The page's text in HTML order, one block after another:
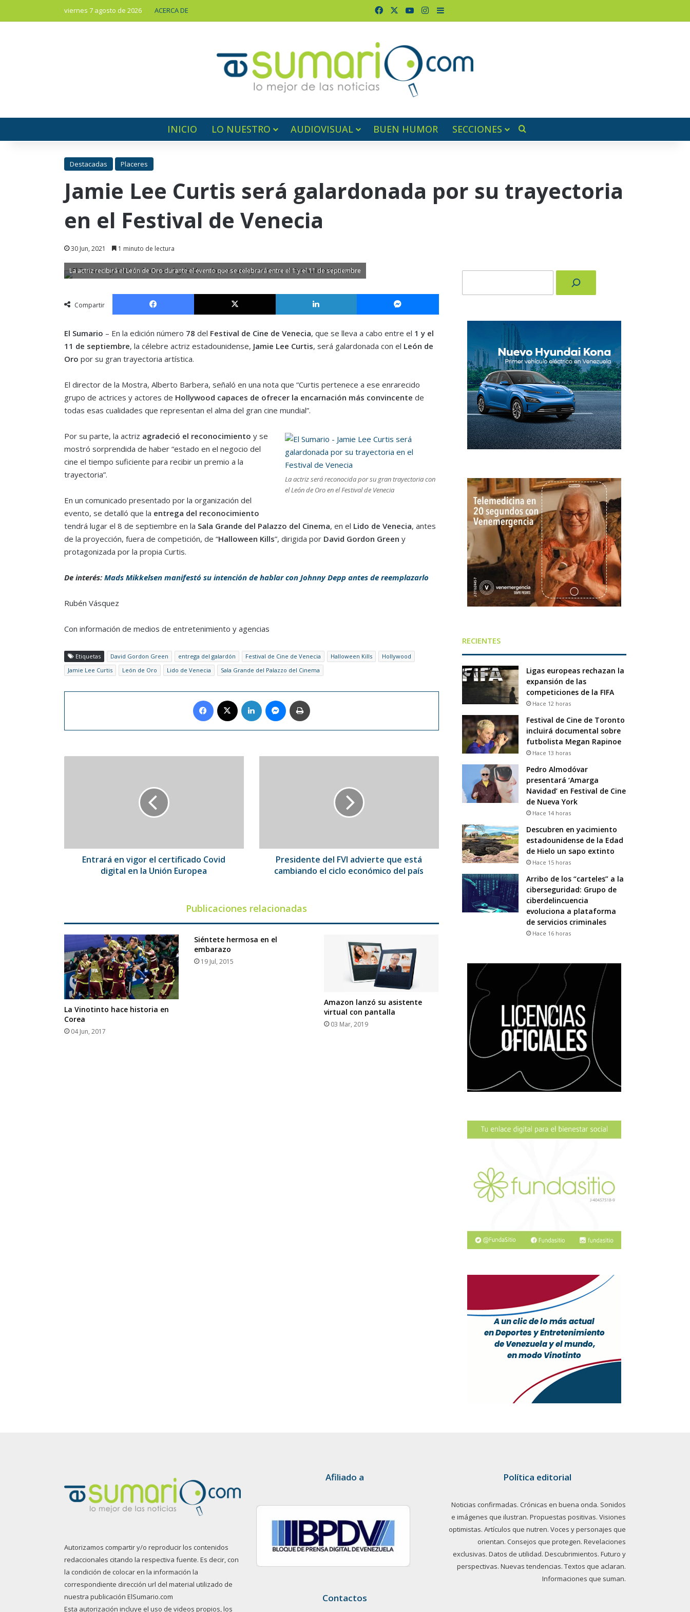
viernes 7 agosto de 2026 ACERCA DE FacebookYouTubeInstagram
Barra lateral
INICIO LO NUESTRO AUDIOVISUAL BUEN HUMOR SECCIONES
Destacadas Placeres
Jamie Lee Curtis será galardonada por su trayectoria
en el Festival de Venecia
30 Jun, 2021 1 minuto de lectura
La actriz recibirá el León de Oro durante el evento que se celebrará entre el 1 y el 11 de septiembre
Compartir
Facebook X LinkedIn Messenger
El Sumario – En la edición número 78 del Festival de Cine de Venecia, que se lleva a cabo entre el 1 y el
11 de septiembre, la célebre actriz estadounidense, Jamie Lee Curtis, será galardonada con el León de
Oro por su gran trayectoria artística.
El director de la Mostra, Alberto Barbera, señaló en una nota que “Curtis pertenece a ese enrarecido
grupo de actrices y actores de Hollywood capaces de ofrecer la encarnación más convincente de
todas esas cualidades que representan el alma del gran cine mundial”.
La actriz será reconocida por su gran trayectoria con
el León de Oro en el Festival de Venecia
Por su parte, la actriz agradeció el reconocimiento y se
mostró sorprendida de haber “estado en el negocio del
cine el tiempo suficiente para recibir un premio a la
trayectoria”.
En un comunicado presentado por la organización del
evento, se detalló que la entrega del reconocimiento
tendrá lugar el 8 de septiembre en la Sala Grande del Palazzo del Cinema, en el Lido de Venecia, antes
de la proyección, fuera de competición, de “Halloween Kills”, dirigida por David Gordon Green y
protagonizada por la propia Curtis.
De interés: Mads Mikkelsen manifestó su intención de hablar con Johnny Depp antes de reemplazarlo
Rubén Vásquez
Con información de medios de entretenimiento y agencias
Etiquetas David Gordon Green entrega del galardón Festival de Cine de Venecia Halloween Kills
Hollywood
Jamie Lee Curtis
León de Oro Lido de Venecia Sala Grande del Palazzo del Cinema
Facebook LinkedIn Messenger
la
Entrará en vigor el certificado Covid
digital en la Unión Europea
ciclo
económico
Presidente del FVI advierte que está
cambiando el ciclo económico del país
Publicaciones relacionadas
La Vinotinto hace historia en
Corea
04 Jun, 2017
Siéntete hermosa en el
embarazo
19 Jul, 2015
Amazon lanzó su asistente
virtual con pantalla
03 Mar, 2019
RECIENTES
Ligas europeas rechazan la
expansión de las
competiciones de la FIFA
Hace 12 horas
Festival de Cine de Toronto
incluirá documental sobre
futbolista Megan Rapinoe
Hace 13 horas
Pedro Almodóvar
presentará ‘Amarga
Navidad’ en Festival de Cine
de Nueva York
Hace 14 horas
Descubren en yacimiento
estadounidense de la Edad
de Hielo un sapo extinto
Hace 15 horas
Arribo de los “carteles” a la
ciberseguridad: Grupo de
ciberdelincuencia
evoluciona a plataforma
de servicios criminales
Hace 16 horas
Autorizamos compartir y/o reproducir los contenidos
redaccionales citando la respectiva fuente. Es decir, con
la condición de colocar en la información la
correspondiente dirección url del material utilizado de
nuestra publicación ElSumario.com
Esta autorización incluye el uso de videos propios, los
Afiliado a
Contactos
Política editorial
Noticias confirmadas. Crónicas en buena onda. Sonidos
e imágenes que ilustran. Propuestas positivas. Visiones
optimistas. Artículos que nutren. Voces y personajes que
orientan. Consejos que protegen. Revelaciones
exclusivas. Datos de utilidad. Descubrimientos. Futuro y
perspectivas. Nuevas tendencias. Textos que aclaran.
Informaciones que suman.